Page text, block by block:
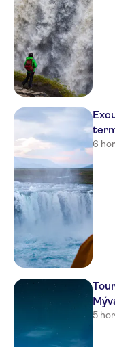
Skútustaðir
guesthouse,
K16
Hotel Ibudir
Hlid Cottages,
Northeast,
Myvatn
G19
Hotel
Acco Luxury
Skipagata 2
Hotel Kea
Briet
Our
6
5